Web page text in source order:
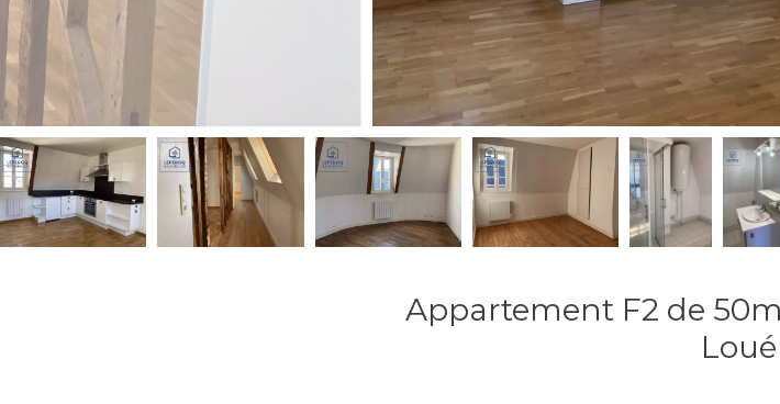
Appartement F2 de
Loué